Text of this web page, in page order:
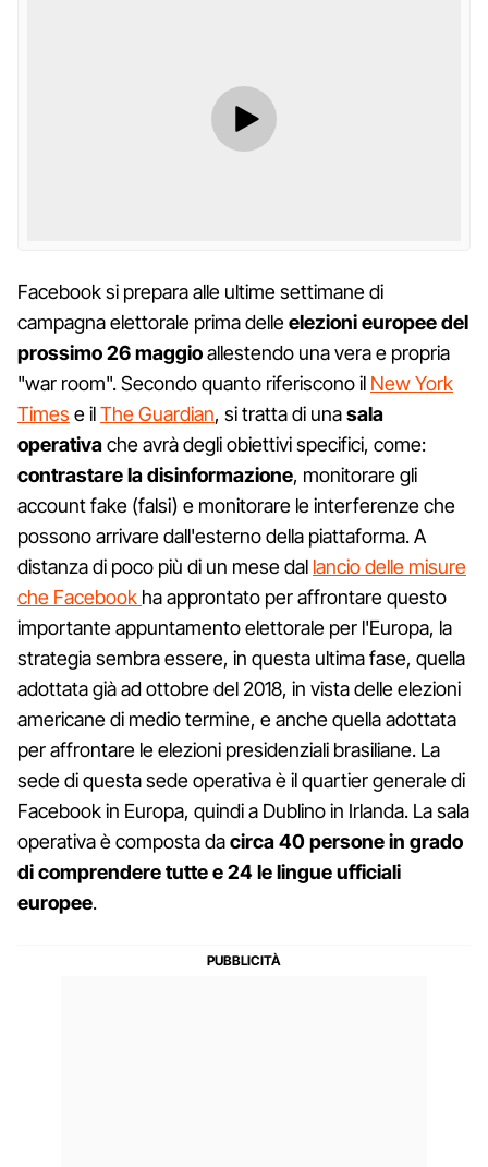
Facebook si prepara alle ultime settimane di
campagna elettorale prima delleelezioni europee del
prossimo 26 maggioallestendo una vera e propria
"war room". Secondo quanto riferiscono il New York
Times e ilThe Guardian, si tratta di unasala
operativache avrà degli obiettivi specifici, come:
contrastare la disinformazione, monitorare gli
account fake (falsi) e monitorare le interferenze che
possono arrivare dall'esterno della piattaforma. A
distanza di poco più di un mese dal lancio delle misure
che Facebook ha approntato per affrontare questo
importante appuntamento elettorale per l'Europa, la
strategia sembra essere, in questa ultima fase, quella
adottata già ad ottobre del 2018, in vista delle elezioni
americane di medio termine, e anche quella adottata
per affrontare le elezioni presidenziali brasiliane. La
sede di questa sede operativa è il quartier generale di
Facebook in Europa, quindi a Dublino in Irlanda. La sala
operativa è composta dacirca 40 persone in grado
di comprendere tutte e 24 le lingue ufficiali
europee.